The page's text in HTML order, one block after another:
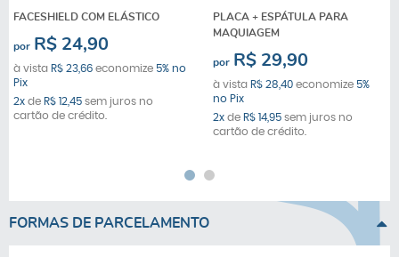
FACESHIELD COM ELÁSTICO
por R$ 24,90
à vista R$ 23,66 economize 5% no
Pix
2x de R$ 12,45 sem juros no
cartão de crédito.
PLACA + ESPÁTULA PARA
MAQUIAGEM
por R$ 29,90
à vista R$ 28,40 economize 5%
no Pix
2x de R$ 14,95 sem juros no
cartão de crédito.
FORMAS DE PARCELAMENTO